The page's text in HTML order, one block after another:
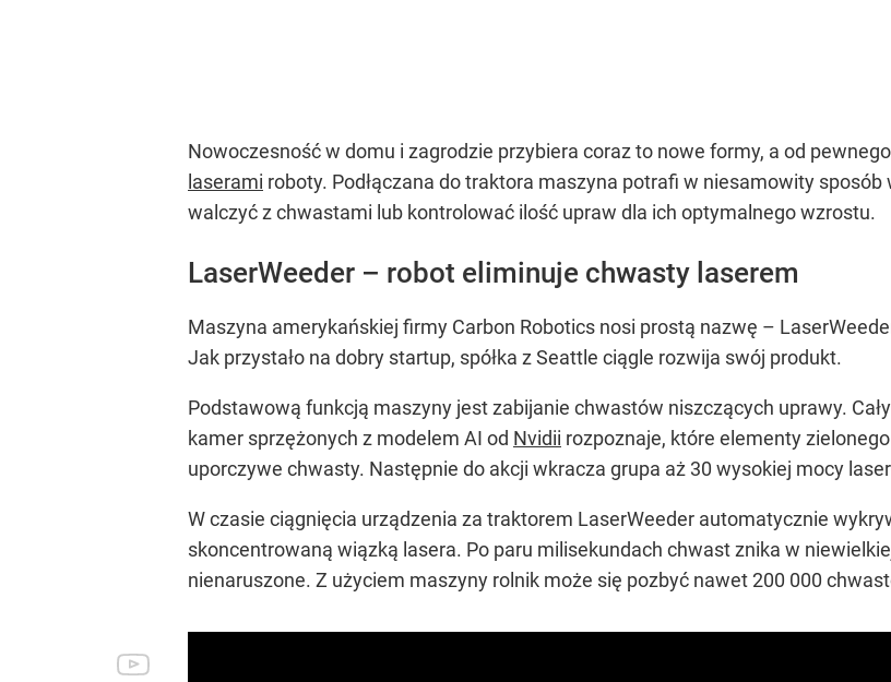
Nowoczesność w domu i zagrodzie przybiera coraz to nowe formy, a od
laserami roboty. Podłączana do traktora maszyna potrafi w niesamowity
walczyć z chwastami lub kontrolować ilość upraw dla ich optymalnego wzrostu.
LaserWeeder – robot eliminuje chwasty laserem
Maszyna amerykańskiej firmy Carbon Robotics nosi prostą nazwę –
Jak przystało na dobry startup, spółka z Seattle ciągle rozwija swój produkt.
Podstawową funkcją maszyny jest zabijanie chwastów niszczących uprawy.
kamer sprzężonych z modelem AI od Nvidii rozpoznaje, które elementy
uporczywe chwasty. Następnie do akcji wkracza grupa aż 30 wysokiej mocy
W czasie ciągnięcia urządzenia za traktorem LaserWeeder automatycznie
skoncentrowaną wiązką lasera. Po paru milisekundach chwast znika w
nienaruszone. Z użyciem maszyny rolnik może się pozbyć nawet 200 000